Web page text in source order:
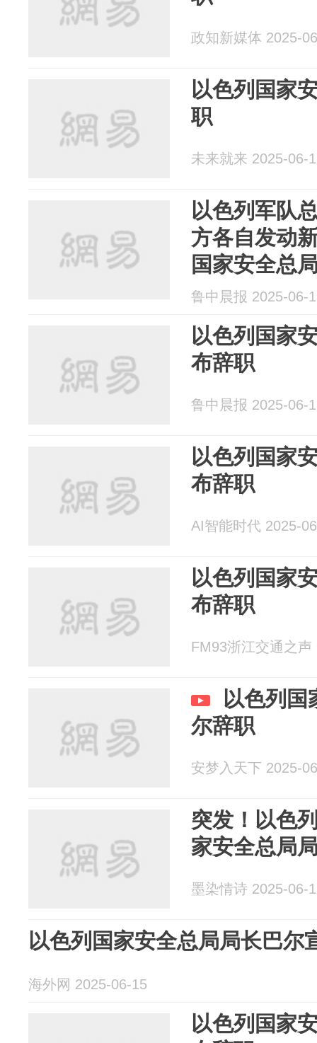
政知新媒体 2025-
以色列国家
职
未来就来 2025-06-
以色列军队
方各自发动
国家安全总
鲁中晨报 2025-06-
以色列国家
布辞职
鲁中晨报 2025-06-
以色列国家
布辞职
AI智能时代 2025-
以色列国家
布辞职
FM93浙江交通之声
以色列国
尔辞职
安梦入天下 2025-
突发！以色
家安全总局
墨染情诗 2025-06-
以色列国家安全总局局长巴尔
海外网 2025-06-15
以色列国家